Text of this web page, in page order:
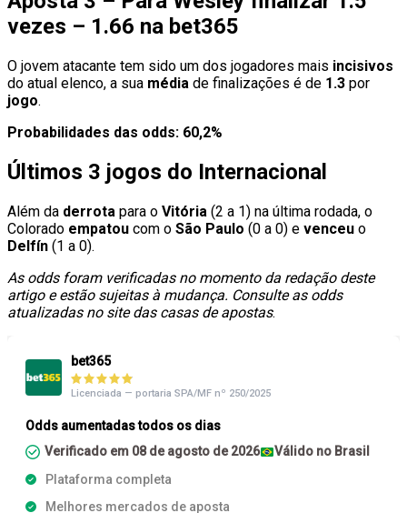
vezes – 1.66 na bet365
O jovem atacante tem sido um dos jogadores mais incisivos
do atual elenco, a sua média de finalizações é de 1.3 por
jogo.
Probabilidades das odds: 60,2%
Últimos 3 jogos do Internacional
Além da derrota para o Vitória (2 a 1) na última rodada, o
Colorado empatou com o São Paulo (0 a 0) e venceu o
Delfín (1 a 0).
As odds foram verificadas no momento da redação deste
artigo e estão sujeitas à mudança. Consulte as odds
atualizadas no site das casas de apostas.